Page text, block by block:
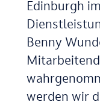
Edinburgh
Benny
werden wir